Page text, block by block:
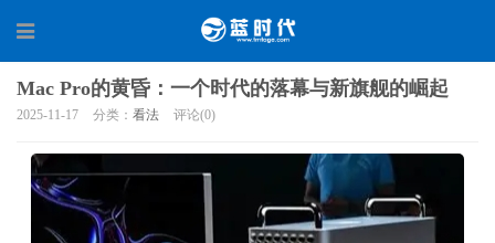
Mac Pro的黄昏：一个时代的落幕与新旗舰的崛起
2025-11-17 分类： 看法 评论(0)